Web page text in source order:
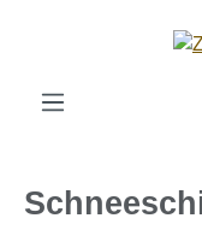
Zum Hauptinhalt